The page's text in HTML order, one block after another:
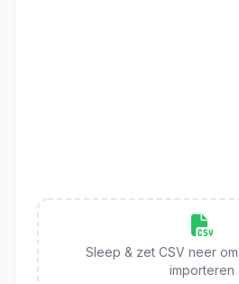
Sleep & zet CSV neer
importeren